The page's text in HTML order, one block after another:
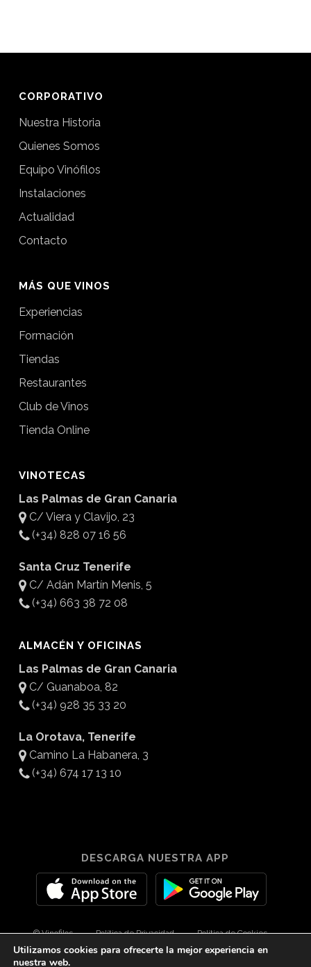
CORPORATIVO
Nuestra Historia
Quienes Somos
Equipo Vinófilos
Instalaciones
Actualidad
Contacto
MÁS QUE VINOS
Experiencias
Formación
Tiendas
Restaurantes
Club de Vinos
Tienda Online
VINOTECAS
Las Palmas de Gran Canaria
C/ Viera y Clavijo, 23
(+34) 828 07 16 56
Santa Cruz Tenerife
C/ Adán Martín Menis, 5
(+34) 663 38 72 08
ALMACÉN Y OFICINAS
Las Palmas de Gran Canaria
C/ Guanaboa, 82
(+34) 928 35 33 20
La Orotava, Tenerife
Camino La Habanera, 3
(+34) 674 17 13 10
DESCARGA NUESTRA APP
© Vinofilos Política de Privacidad Política de Cookies
Aviso Legal Diseño por 3Com Maketing
Utilizamos cookies para ofrecerte la mejor experiencia en
nuestra web.